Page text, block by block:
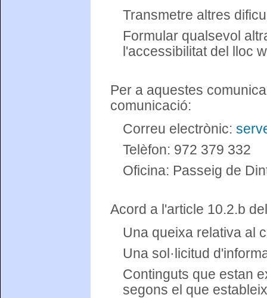
Transmetre altres
Formular qualsevol
l'accessibilitat del lloc
Per a aquestes
comunicació:
Correu electrònic:
Telèfon: 972 379 332
Oficina: Passeig de
Acord a l'article 10.2.b
Una queixa relativa al
Una sol·licitud
Continguts que estan
segons el que